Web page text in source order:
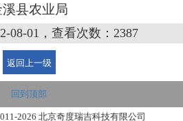
溪县农业局
08-01，查看次数：2387
回到顶部
2026 北京奇度瑞吉科技有限公司